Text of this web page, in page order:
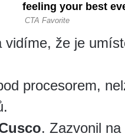
vidíme, že je
procesorem,
. Zazvonil